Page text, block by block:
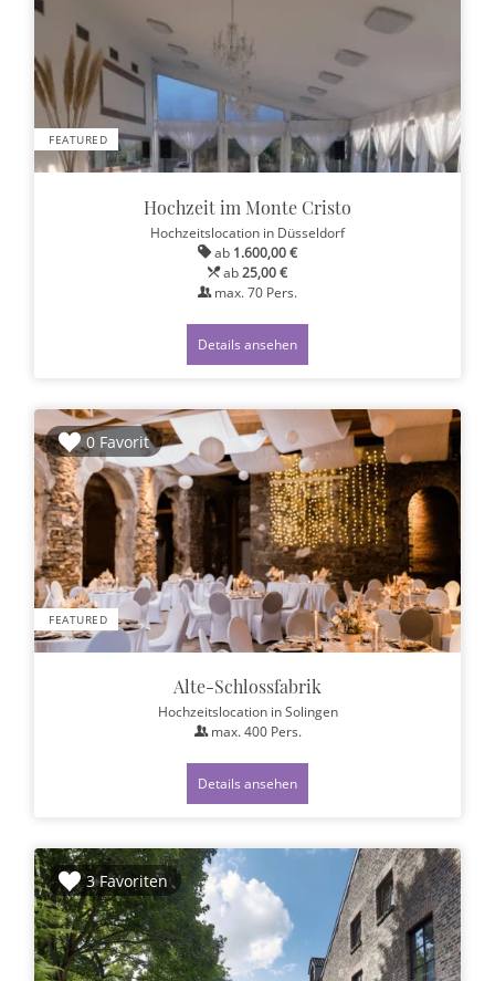
FEATURED
Hochzeit im Monte Cristo
Hochzeitslocation in Düsseldorf
ab 1.600,00 €
ab25,00 €
max. 70 Pers.
Details ansehen
0 Favorit
FEATURED
Alte-Schlossfabrik
Hochzeitslocation in Solingen
max.400Pers.
Details ansehen
3 Favoriten